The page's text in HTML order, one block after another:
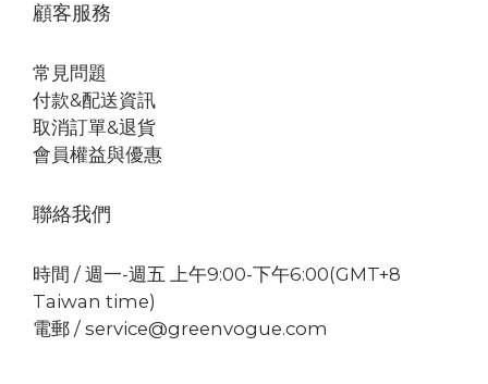
顧客服務
常見問題
付款&配送資訊
取消訂單&退貨
會員權益與優惠
聯絡我們
時間 / 週一-週五 上午9:00-下午6:00(GMT+8
Taiwan time)
電郵 / service@greenvogue.com